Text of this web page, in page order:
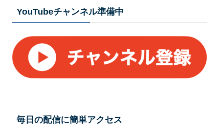
YouTubeチャンネル準備中
毎日の配信に簡単アクセス